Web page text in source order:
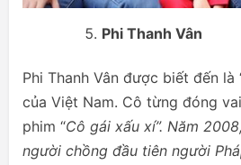
Phi Thanh Vân
Phi Thanh Vân được biết đến là
của Việt Nam. Cô từng đóng
phim “Cô gái xấu xí”. Năm
người chồng đầu tiên người